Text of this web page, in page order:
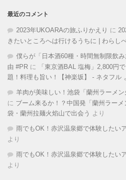
最近のコメント
2023年UKOARAの旅ふりかえり に
きたいところへは行けるうちに | わらし
僕らが「日本酒60種・時間無制限飲
由 #PR に
「東京酒BAL 塩梅」2,800円
題！料理も旨い！【神楽坂】 - ネタフル
羊肉が美味しい！池袋「蘭州ラーメ
に ブーム来るか！？中国発「蘭州ラー
袋・蘭州拉麺火焰山で出会う より
雨でもOK！赤沢温泉郷で体験したい
より
雨でもOK！赤沢温泉郷で体験したい
より